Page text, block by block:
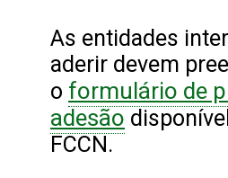
As entidades
aderir devem
o formulário de
adesão
FCCN.